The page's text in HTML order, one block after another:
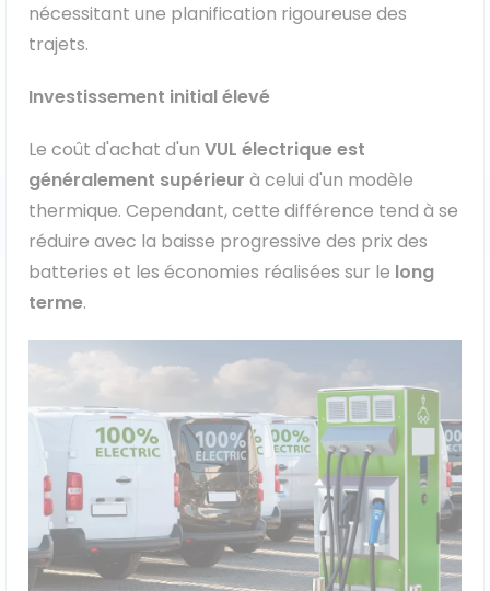
nécessitant une planification rigoureuse des
trajets.
Investissement initial élevé
Le coût d'achat d'un VUL électrique est
généralement supérieur à celui d'un modèle
thermique. Cependant, cette différence tend à se
réduire avec la baisse progressive des prix des
batteries et les économies réalisées sur le long
terme.